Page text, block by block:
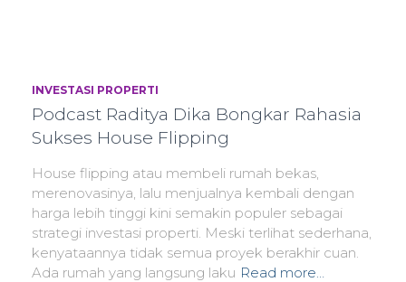
INVESTASI PROPERTI
Podcast Raditya Dika Bongkar Rahasia
Sukses House Flipping
House flipping atau membeli rumah bekas,
merenovasinya, lalu menjualnya kembali dengan
harga lebih tinggi kini semakin populer sebagai
strategi investasi properti. Meski terlihat sederhana,
kenyataannya tidak semua proyek berakhir cuan.
Ada rumah yang langsung laku Read more…